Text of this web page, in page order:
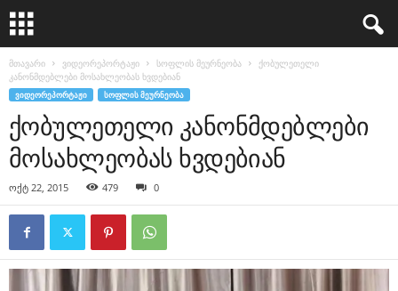
მთავარი ვიდეორეპორტაჟი სოფლის მეურნეობა
ქობულეთელი
კანონმდებლები მოსახლეობას ხვდებიან
ᲕᲘᲓᲔᲝᲠᲔᲞᲝᲠᲢᲐᲟᲘ ᲡᲝᲤᲚᲘᲡ ᲛᲔᲣᲠᲜᲔᲝᲑᲐ
ქობულეთელი კანონმდებლები
მოსახლეობას ხვდებიან
ოქტ 22, 2015 479 0